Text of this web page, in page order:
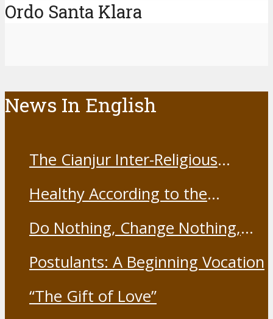
Ordo Santa Klara
News In English
The Cianjur Inter-Religious
19 Vaccine
Healthy According to the
Do Nothing, Change Nothing,
Postulants: A Beginning Vocation
“The Gift of Love”